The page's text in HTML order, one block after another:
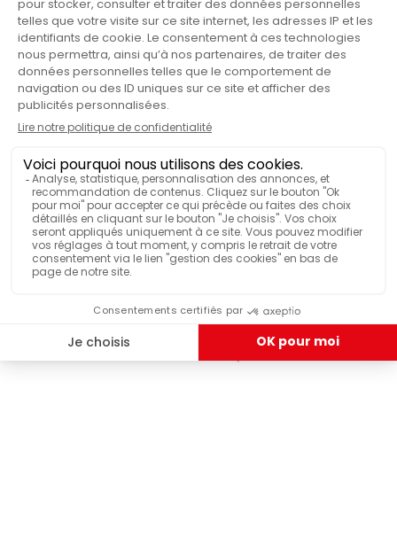
PRODUTTO Frullino montalatte
PUÒ ESSERE LAVATO IN LAVASTOVIGLIE
CAPACITÀ LATTE (L)
DIMENSIONI (L X A X P) 15.6 x 10 x 18
Frullino manuale per il latte 0.25L –